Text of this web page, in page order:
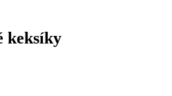
keksíky